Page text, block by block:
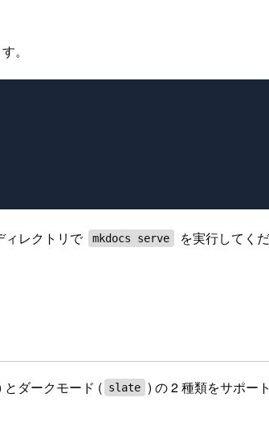
。
ィレクトリで mkdocs serve を実行してく
とダークモード ( slate ) の 2 種類をサポー